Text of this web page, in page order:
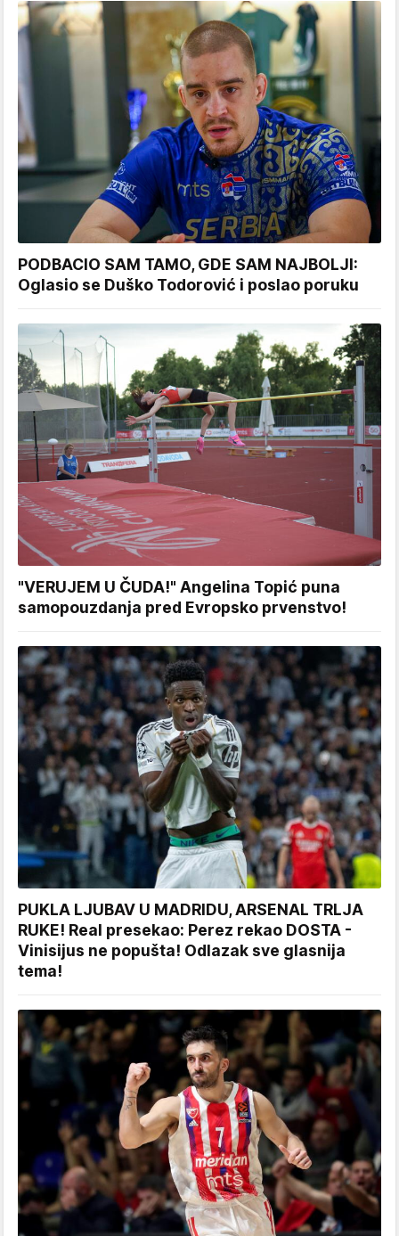
PODBACIO SAM TAMO, GDE SAM NAJBOLJI:
Oglasio se Duško Todorović i poslao poruku
"VERUJEM U ČUDA!" Angelina Topić puna
samopouzdanja pred Evropsko prvenstvo!
PUKLA LJUBAV U MADRIDU, ARSENAL TRLJA
RUKE! Real presekao: Perez rekao DOSTA -
Vinisijus ne popušta! Odlazak sve glasnija
tema!